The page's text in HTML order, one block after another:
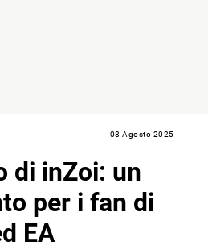
08 Agosto 2025
di inZoi: un
per i fan di
EA